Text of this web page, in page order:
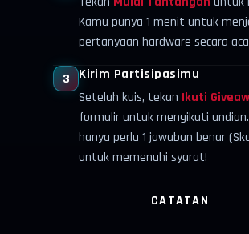
Kamu punya 1 menit untuk
pertanyaan hardware secara
3
Kirim Partisipasimu
Setelah kuis, tekan Ikuti
formulir untuk mengikuti
hanya perlu 1 jawaban benar
untuk memenuhi syarat!
CATATAN